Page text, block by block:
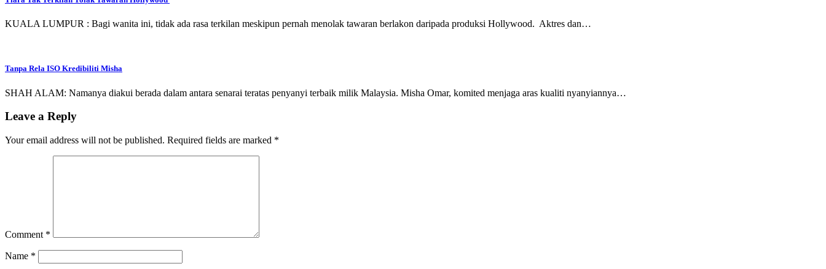
KUALA LUMPUR : Bagi wanita ini, tidak ada rasa terkilan meskipun pernah menolak tawaran berlakon daripada produksi Hollywood. Aktres dan…
Tanpa Rela ISO Kredibiliti Misha
SHAH ALAM: Namanya diakui berada dalam antara senarai teratas penyanyi terbaik milik Malaysia. Misha Omar, komited menjaga aras kualiti nyanyiannya…
Leave a Reply
Your email address will not be published. Required fields are marked *
Comment *
Name *